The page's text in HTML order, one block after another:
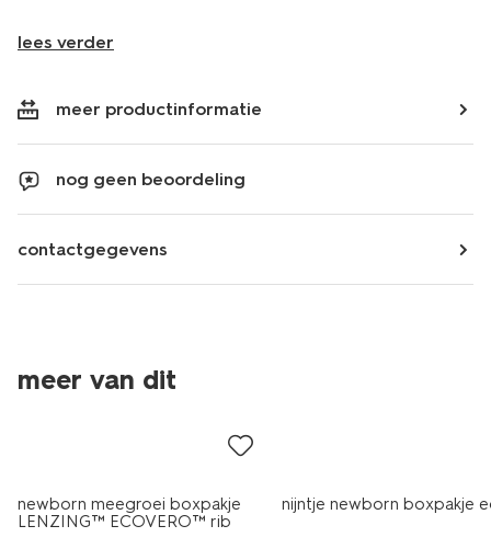
lees verder
meer productinformatie
nog geen beoordeling
contactgegevens
meer van dit
newborn meegroei boxpakje
LENZING™ ECOVERO™ rib
nijntje newborn boxpakje